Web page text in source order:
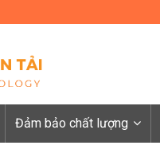
Đảm bảo chất lượng